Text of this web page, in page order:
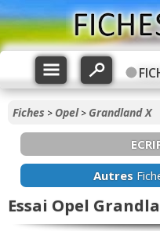
Fiches > Opel> Grandland X
Autres
Essai Opel